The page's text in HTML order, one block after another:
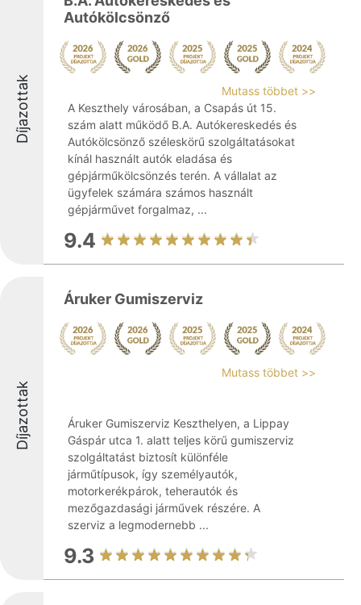
Díjazottak
Autókölcsönző
Mutass többet >>
A Keszthely városában, a Csapás út 15.
szám alatt működő B.A. Autókereskedés és
Autókölcsönző széleskörű szolgáltatásokat
kínál használt autók eladása és
gépjárműkölcsönzés terén. A vállalat az
ügyfelek számára számos használt
gépjárművet forgalmaz, ...
9.4
Díjazottak
Áruker Gumiszerviz
Mutass többet >>
Áruker Gumiszerviz Keszthelyen, a Lippay
Gáspár utca 1. alatt teljes körű gumiszerviz
szolgáltatást biztosít különféle
járműtípusok, így személyautók,
motorkerékpárok, teherautók és
mezőgazdasági járművek részére. A
szerviz a legmodernebb ...
9.3